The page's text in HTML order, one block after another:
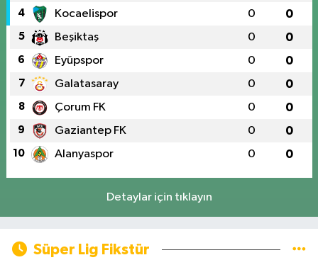
4 Kocaelispor 0 0
5 Beşiktaş 0 0
6 Eyüpspor 0 0
7 Galatasaray 0 0
8 Çorum FK 0 0
9 Gaziantep FK 0 0
10 Alanyaspor 0 0
Detaylar için tıklayın
Süper Lig Fikstür